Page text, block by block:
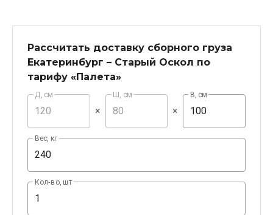
Рассчитать доставку сборного груза
Екатеринбург – Старый Оскол по
тарифу «Палета»
Д, см
×
Ш, см
×
В, см
Вес, кг
Кол-во, шт